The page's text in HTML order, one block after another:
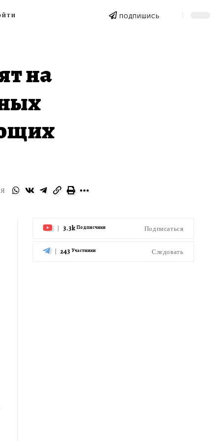
ПОДПИШИСЬ
на
3.3k Подписчики Подписаться
243 Участники Следовать